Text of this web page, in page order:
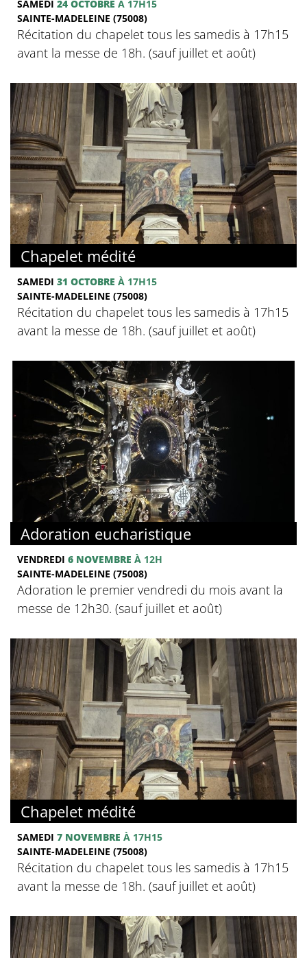
SAMEDI 24 OCTOBRE À 17H15
SAINTE-MADELEINE (75008)
Récitation du chapelet tous les samedis à 17h15
avant la messe de 18h. (sauf juillet et août)
Chapelet médité
SAMEDI 31 OCTOBRE À 17H15
SAINTE-MADELEINE (75008)
Récitation du chapelet tous les samedis à 17h15
avant la messe de 18h. (sauf juillet et août)
Adoration eucharistique
VENDREDI 6 NOVEMBRE À 12H
SAINTE-MADELEINE (75008)
Adoration le premier vendredi du mois avant la
messe de 12h30. (sauf juillet et août)
Chapelet médité
SAMEDI 7 NOVEMBRE À 17H15
SAINTE-MADELEINE (75008)
Récitation du chapelet tous les samedis à 17h15
avant la messe de 18h. (sauf juillet et août)